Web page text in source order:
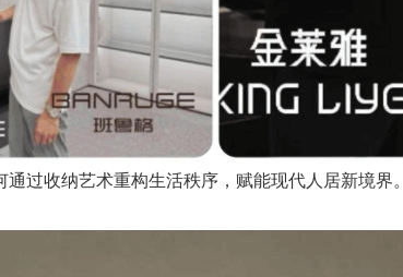
过收纳艺术重构生活秩序，赋能现代人居新境界。